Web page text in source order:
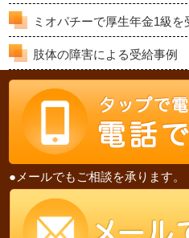
ミオパチーで厚生年金1級を
肢体の障害による受給事例
●メールでもご相談を承ります。